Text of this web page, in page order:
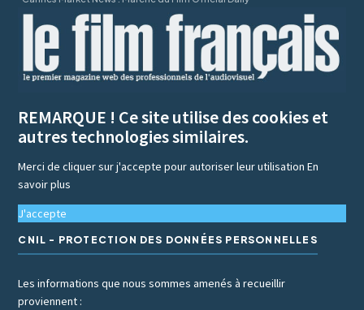
REMARQUE ! Ce site utilise des cookies et
autres technologies similaires.
Merci de cliquer sur j'accepte pour autoriser leur utilisationEn
savoir plus
J'accepte
CNIL - PROTECTION DES DONNÉES PERSONNELLES
Les informations que nous sommes amenés à recueillir
proviennent :